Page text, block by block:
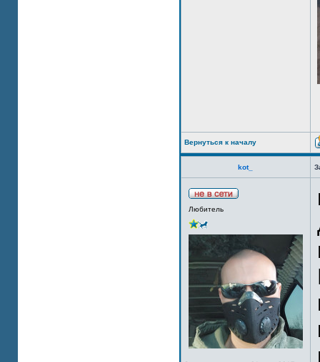
Вернуться к началу
kot_
Любитель